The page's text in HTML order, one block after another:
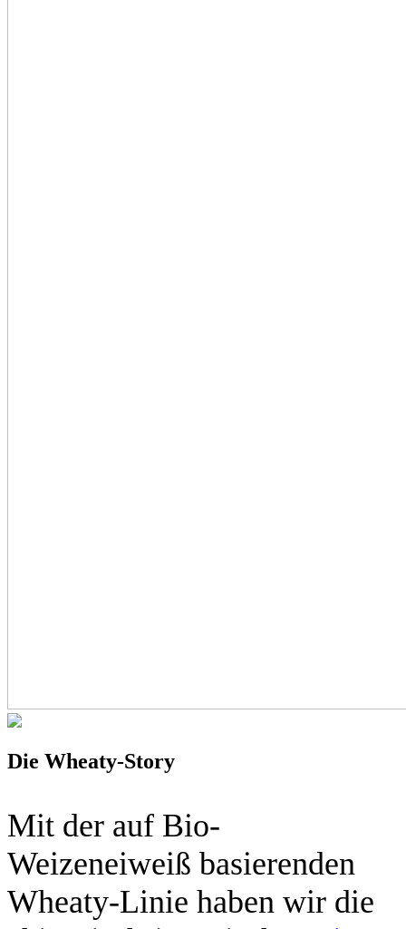
Die Wheaty-Story
Mit der auf Bio-
Weizeneiweiß basierenden
Wheaty-Linie haben wir die